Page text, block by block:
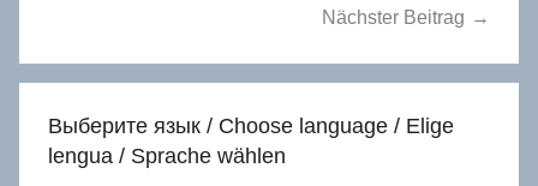
Nächster Beitrag
Выберите язык / Choose language / Elige
lengua / Sprache wählen